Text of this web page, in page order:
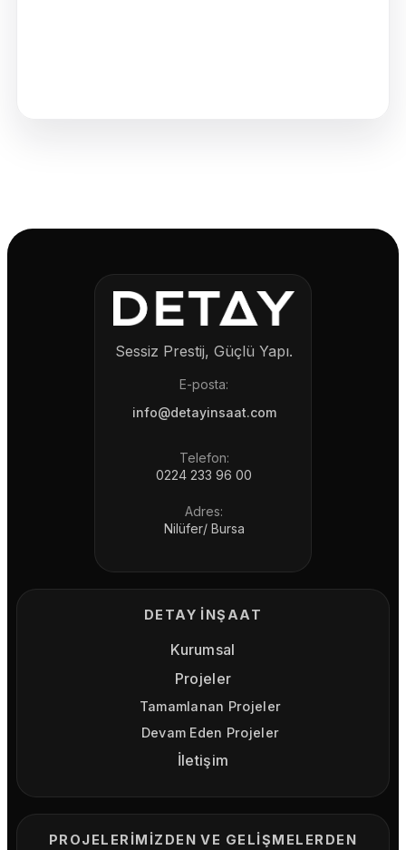
Sessiz Prestij, Güçlü Yapı.
E-posta:
info@detayinsaat.com
Telefon:
0224 233 96 00
Adres:
Nilüfer/ Bursa
DETAY İNŞAAT
Kurumsal
Projeler
Tamamlanan Projeler
Devam Eden Projeler
İletişim
PROJELERIMIZDEN VE GELIŞMELERDEN